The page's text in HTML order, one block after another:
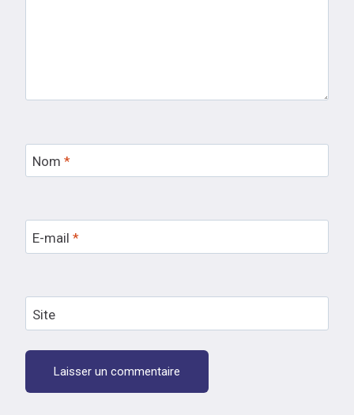
Nom *
E-mail *
Site